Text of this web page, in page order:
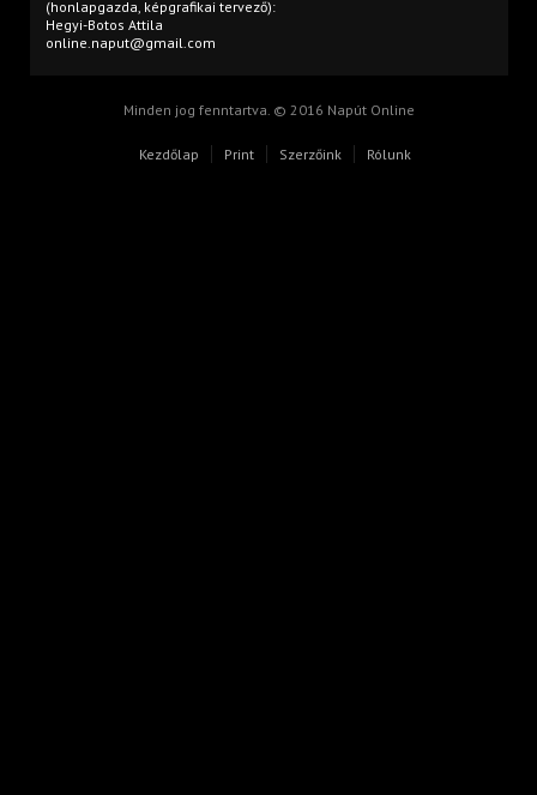
(honlapgazda, képgrafikai tervező):
Hegyi-Botos Attila
online.naput@gmail.com
Minden jog fenntartva. © 2016 Napút Online
Kezdőlap Print Szerzőink Rólunk